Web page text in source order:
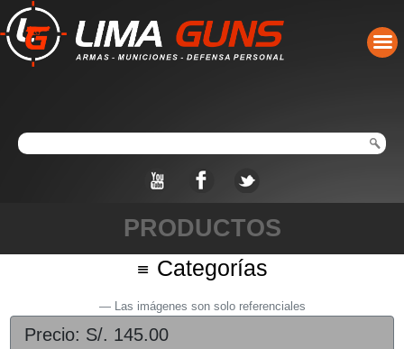
PRODUCTOS
Categorías
Las imágenes son solo referenciales
Precio: S/. 145.00